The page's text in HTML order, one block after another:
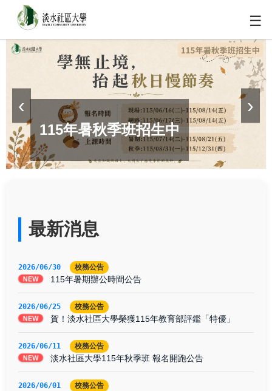
☰
115年暑秋季班招生中
‹ ›
最新消息
2026/06/30 校務公告
NEW 115年暑期辦公時間公告
2026/06/25 校務公告
NEW 賀！淡水社區大學榮獲115年教育部評鑑「特優」
2026/06/11 校務公告
NEW 淡水社區大學115年秋季班 報名開跑公告
2026/06/01 校務公告